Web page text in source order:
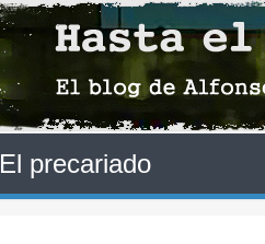
El precariado